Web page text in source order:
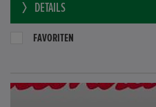
DETAILS
FAVORITEN